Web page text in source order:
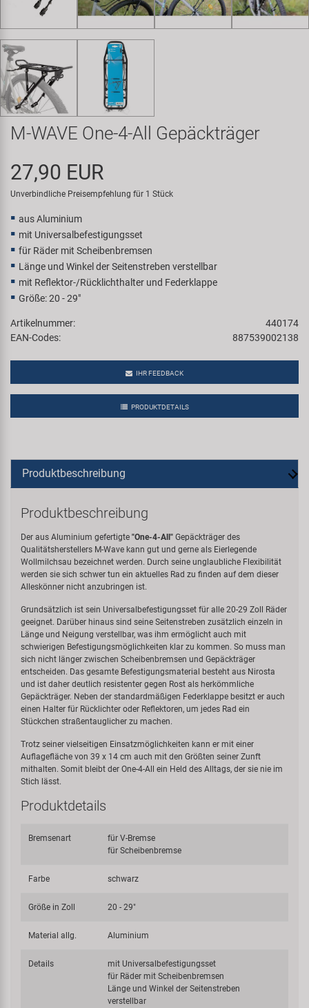
Samox
Smart
SRAM/RockShox
Super B
Velo
Markenübersicht
M-WAVE One-4-All Gepäckträger
27,90 EUR
Unverbindliche Preisempfehlung für 1 Stück
aus Aluminium
mit Universalbefestigungsset
für Räder mit Scheibenbremsen
Länge und Winkel der Seitenstreben verstellbar
mit Reflektor-/Rücklichthalter und Federklappe
Größe: 20 - 29"
Artikelnummer:
440174
EAN-Codes:
887539002138
IHR FEEDBACK
PRODUKTDETAILS
Produktbeschreibung
Produktbeschreibung
Der aus Aluminium gefertigte "One-4-All" Gepäckträger des
Qualitätsherstellers M-Wave kann gut und gerne als Eierlegende
Wollmilchsau bezeichnet werden. Durch seine unglaubliche Flexibilität
werden sie sich schwer tun ein aktuelles Rad zu finden auf dem dieser
Alleskönner nicht anzubringen ist.
Grundsätzlich ist sein Universalbefestigungsset für alle 20-29 Zoll Räder
geeignet. Darüber hinaus sind seine Seitenstreben zusätzlich einzeln in
Länge und Neigung verstellbar, was ihm ermöglicht auch mit
schwierigen Befestigungsmöglichkeiten klar zu kommen. So muss man
sich nicht länger zwischen Scheibenbremsen und Gepäckträger
entscheiden. Das gesamte Befestigungsmaterial besteht aus Nirosta
und ist daher deutlich resistenter gegen Rost als herkömmliche
Gepäckträger. Neben der standardmäßigen Federklappe besitzt er auch
einen Halter für Rücklichter oder Reflektoren, um jedes Rad ein
Stückchen straßentauglicher zu machen.
Trotz seiner vielseitigen Einsatzmöglichkeiten kann er mit einer
Auflagefläche von 39 x 14 cm auch mit den Größten seiner Zunft
mithalten. Somit bleibt der One-4-All ein Held des Alltags, der sie nie im
Stich lässt.
Produktdetails
Bremsenart
für V-Bremse
für Scheibenbremse
Farbe schwarz
Größe in Zoll 20 - 29"
Material allg. Aluminium
Details
mit Universalbefestigungsset
für Räder mit Scheibenbremsen
Länge und Winkel der Seitenstreben
verstellbar